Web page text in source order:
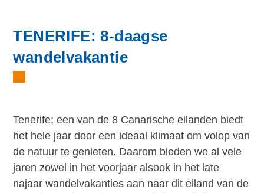
TENERIFE: 8-daagse
wandelvakantie
Tenerife; een van de 8 Canarische eilanden biedt
het hele jaar door een ideaal klimaat om volop van
de natuur te genieten. Daarom bieden we al vele
jaren zowel in het voorjaar alsook in het late
najaar wandelvakanties aan naar dit eiland van de